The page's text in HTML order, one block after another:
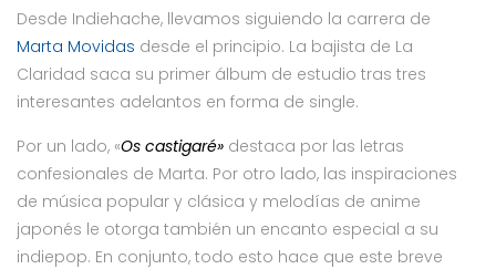
Desde Indiehache, llevamos siguiendo la carrera de
Marta Movidas desde el principio. La bajista de La
Claridad saca su primer álbum de estudio tras tres
interesantes adelantos en forma de single.
Por un lado, «Os castigaré» destaca por las letras
confesionales de Marta. Por otro lado, las inspiraciones
de música popular y clásica y melodías de anime
japonés le otorga también un encanto especial a su
indiepop. En conjunto, todo esto hace que este breve